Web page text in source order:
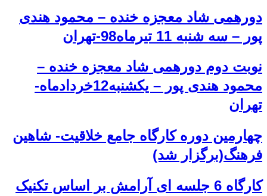
دورهمی شاد معجزه خنده – محمود هندی
پور – سه شنبه 11 تیرماه98-تهران
نوبت دوم دورهمی شاد معجزه خنده –
محمود هندی پور – یکشنبه12خردادماه-
تهران
چهارمین دوره کارگاه جامع خلاقیت- شاهین
فرهنگ(برگزار شد)
کارگاه 6 جلسه ای آرامش بر اساس تکنیک